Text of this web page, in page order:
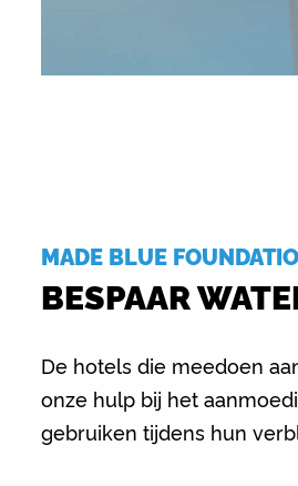
MADE BLUE
BESPAAR
De hotels die meedoen
onze hulp bij het
gebruiken tijdens hun